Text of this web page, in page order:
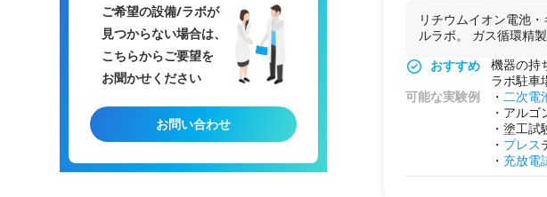
ご希望の設備/ラボが
見つからない場合は、
こちらからご要望を
お聞かせください
お問い合わせ
・スピン
・塗工・
・空調・
・医療機
ル挙動の
・ 半導体
因特定を
・ フィル
を持ち込
ス。
リチウムイオン電池
ルラボ。 ガス循環精
おすすめ
機器の持
ラボ駐車
可能な実験例
・ 二次電
・アル
・塗工試
・ プレス
・ 充放電